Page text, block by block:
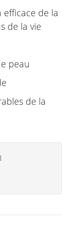
Roll-on
de la
de la vie
peau
de la